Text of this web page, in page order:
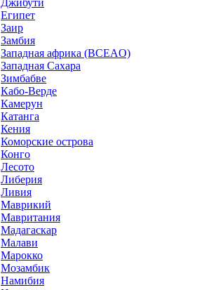
Джибути
Египет
Заир
Замбия
Западная африка (BCEAO)
Западная Сахара
Зимбабве
Кабо-Верде
Камерун
Катанга
Кения
Коморские острова
Конго
Лесото
Либерия
Ливия
Маврикий
Мавритания
Мадагаскар
Малави
Марокко
Мозамбик
Намибия